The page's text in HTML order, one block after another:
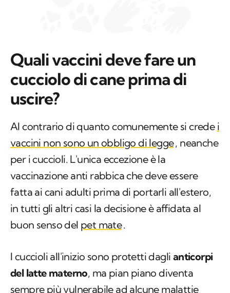
Quali vaccini deve fare un
cucciolo di cane prima di
uscire?
Al contrario di quanto comunemente si crede i
vaccini non sono un obbligo di legge, neanche
per i cuccioli. L'unica eccezione è la
vaccinazione anti rabbica che deve essere
fatta ai cani adulti prima di portarli all'estero,
in tutti gli altri casi la decisione è affidata al
buon senso del pet mate.
I cuccioli all'inizio sono protetti dagli anticorpi
del latte materno, ma pian piano diventa
sempre più vulnerabile ad alcune malattie